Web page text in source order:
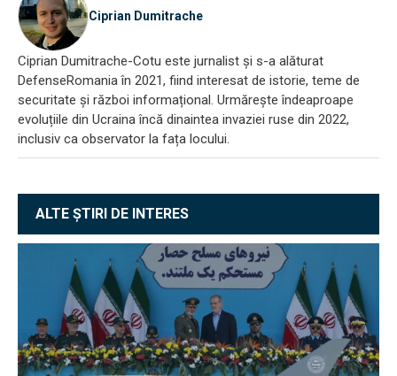
Ciprian Dumitrache
Ciprian Dumitrache-Cotu este jurnalist și s-a alăturat
DefenseRomania în 2021, fiind interesat de istorie, teme de
securitate și război informațional. Urmărește îndeaproape
evoluțiile din Ucraina încă dinaintea invaziei ruse din 2022,
inclusiv ca observator la fața locului.
ALTE ȘTIRI DE INTERES